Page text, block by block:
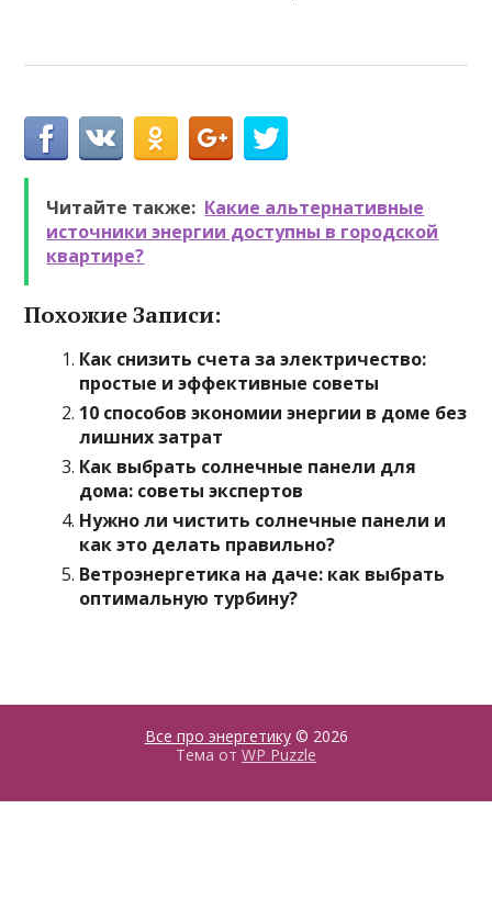
Читайте также: Какие альтернативные
источники энергии доступны в городской
квартире?
Похожие Записи:
Как снизить счета за электричество:
простые и эффективные советы
10 способов экономии энергии в доме без
лишних затрат
Как выбрать солнечные панели для
дома: советы экспертов
Нужно ли чистить солнечные панели и
как это делать правильно?
Ветроэнергетика на даче: как выбрать
оптимальную турбину?
Все про энергетику© 2026
Тема от WP Puzzle